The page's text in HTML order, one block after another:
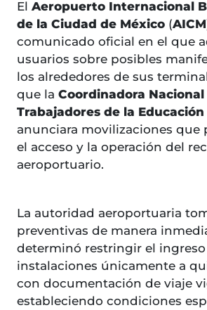
El Aeropuerto Internacional
de la Ciudad de México (AICM
comunicado oficial en el que
usuarios sobre posibles
los alrededores de sus
que la Coordinadora Nacional
Trabajadores de la Educación
anunciara movilizaciones que
el acceso y la operación del
aeroportuario.
La autoridad aeroportuaria
preventivas de manera
determinó restringir el ingreso
instalaciones únicamente a
con documentación de viaje
estableciendo condiciones